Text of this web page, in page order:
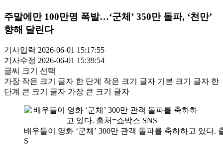
주말에만 100만명 폭발…‘군체’ 350만 돌파, ‘천만’
향해 달린다
기사입력 2026-06-01 15:17:55
기사수정 2026-06-01 15:39:54
글씨 크기 선택
가장 작은 크기 글자 한 단계 작은 크기 글자 기본 크기 글자 한
단계 큰 크기 글자 가장 큰 크기 글자
배우들이 영화 ‘군체’ 300만 관객 돌파를 축하하고 있다.
S